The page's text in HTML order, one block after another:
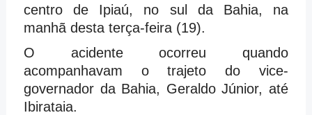
centro de Ipiaú, no sul da Bahia, na
manhã desta terça-feira (19).
O acidente ocorreu quando
acompanhavam o trajeto do vice-
governador da Bahia, Geraldo Júnior, até
Ibirataia.